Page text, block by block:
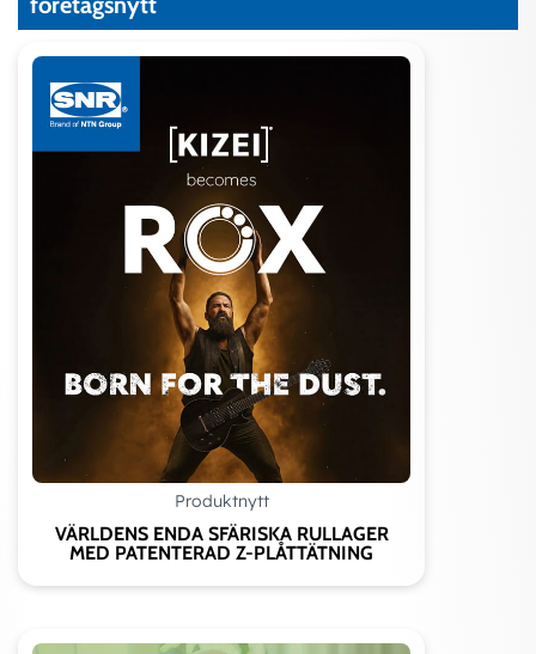
Produktnytt
VÄRLDENS ENDA SFÄRISKA RULLAGER
MED PATENTERAD Z-PLÅTTÄTNING